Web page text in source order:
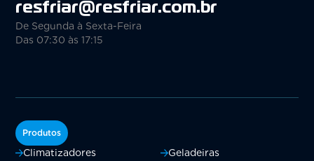
resfriar@resfriar.com.br
De Segunda à Sexta-Feira
Das 07:30 às 17:15
Produtos
Climatizadores
Geladeiras